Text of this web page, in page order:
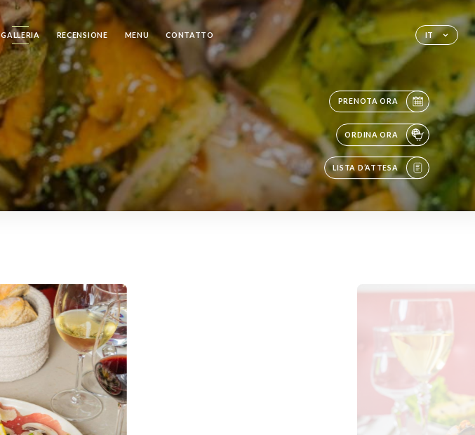
IT
GALLERIA RECENSIONE MENU CONTATTO
PRENOTA ORA
ORDINA ORA
LISTA D’ATTESA